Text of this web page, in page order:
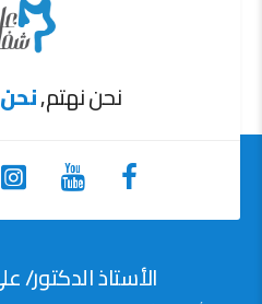
نحن نهتم,
الأستاذ